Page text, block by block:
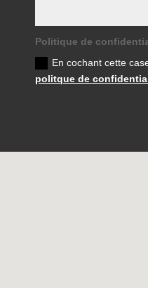
Politique de
En cochant cette
politque de